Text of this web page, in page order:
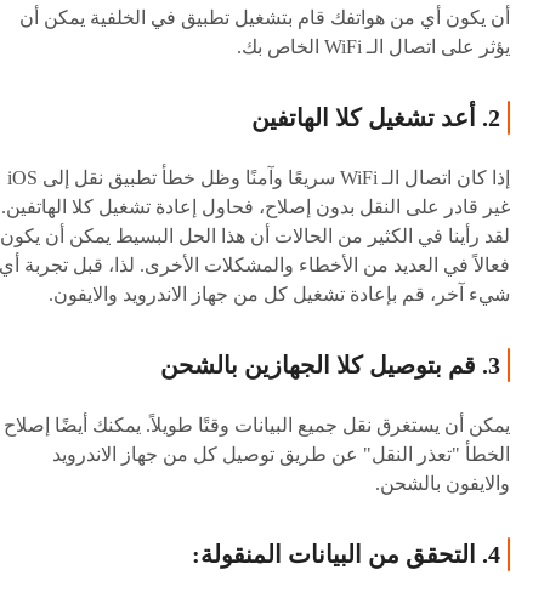
أن يكون أي من هواتفك قام بتشغيل تطبيق في الخلفية يمكن أن
يؤثر على اتصال الـ WiFi الخاص بك.
2. أعد تشغيل كلا الهاتفين
إذا كان اتصال الـ WiFi سريعًا وآمنًا وظل خطأ تطبيق نقل إلى iOS
غير قادر على النقل بدون إصلاح، فحاول إعادة تشغيل كلا الهاتفين.
لقد رأينا في الكثير من الحالات أن هذا الحل البسيط يمكن أن يكون
فعالاً في العديد من الأخطاء والمشكلات الأخرى. لذا، قبل تجربة أي
شيء آخر، قم بإعادة تشغيل كل من جهاز الاندرويد والايفون.
3. قم بتوصيل كلا الجهازين بالشحن
يمكن أن يستغرق نقل جميع البيانات وقتًا طويلاً. يمكنك أيضًا إصلاح
الخطأ "تعذر النقل" عن طريق توصيل كل من جهاز الاندرويد
والايفون بالشحن.
4. التحقق من البيانات المنقولة: